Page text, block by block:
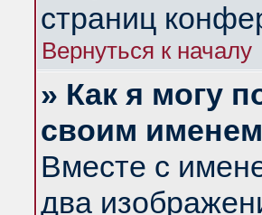
страниц
Вернуться к началу
» Как я могу
своим
Вместе с
два